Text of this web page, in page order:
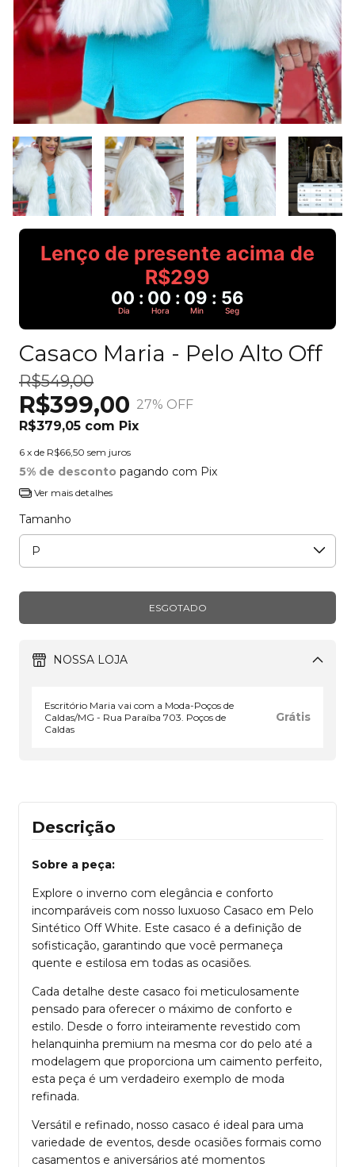
Lenço de presente acima de
R$299
00 : 00 : 09 : 56
Dia Hora Min Seg
Casaco Maria - Pelo Alto Off
R$549,00
R$399,00 27% OFF
R$379,05 com Pix
6 x de R$66,50 sem juros
5% de desconto pagando com Pix
Ver mais detalhes
Tamanho
NOSSA LOJA
Escritório Maria vai com a Moda-Poços de
Caldas/MG - Rua Paraíba 703. Poços de
Caldas
Grátis
Descrição
Sobre a peça:
Explore o inverno com elegância e conforto
incomparáveis com nosso luxuoso Casaco em Pelo
Sintético Off White. Este casaco é a definição de
sofisticação, garantindo que você permaneça
quente e estilosa em todas as ocasiões.
Cada detalhe deste casaco foi meticulosamente
pensado para oferecer o máximo de conforto e
estilo. Desde o forro inteiramente revestido com
helanquinha premium na mesma cor do pelo até a
modelagem que proporciona um caimento perfeito,
esta peça é um verdadeiro exemplo de moda
refinada.
Versátil e refinado, nosso casaco é ideal para uma
variedade de eventos, desde ocasiões formais como
casamentos e aniversários até momentos